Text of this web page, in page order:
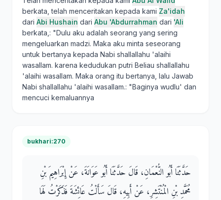
berkata, telah menceritakan kepada kami Za'idah
dari Abi Hushain dari Abu 'Abdurrahman dari 'Ali
berkata,: "Dulu aku adalah seorang yang sering
mengeluarkan madzi. Maka aku minta seseorang
untuk bertanya kepada Nabi shallallahu 'alaihi
wasallam. karena kedudukan putri Beliau shallallahu
'alaihi wasallam. Maka orang itu bertanya, lalu Jawab
Nabi shallallahu 'alaihi wasallam.: "Baginya wudlu' dan
mencuci kemaluannya
bukhari:270
حَدَّثَنَا أَبُو النُّعْمَانِ، قَالَ حَدَّثَنَا أَبُو عَوَانَةَ، عَنْ إِبْرَاهِيمَ بْنِ
مُحَمَّدِ بْنِ الْمُنْتَشِرِ، عَنْ أَبِيهِ، قَالَ سَأَلْتُ عَائِشَةَ فَذَكَرْتُ لَهَا